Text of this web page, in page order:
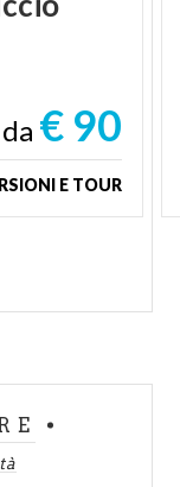
da € 90
E TOUR